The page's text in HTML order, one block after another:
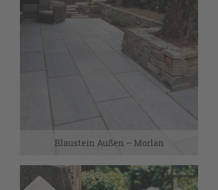
Blaustein Außen – Morlan